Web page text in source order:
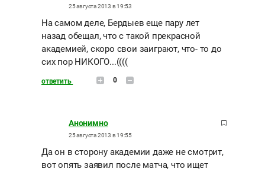
25 августа 2013 в 19:53
На самом деле, Бердыев еще пару лет
назад обещал, что с такой прекрасной
академией, скоро свои заиграют, что- то до
сих пор НИКОГО...((((
ответить 0
Анонимно
25 августа 2013 в 19:55
Да он в сторону академии даже не смотрит,
вот опять заявил после матча, что ищет